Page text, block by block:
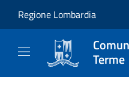
Regione Lombardia
Terme